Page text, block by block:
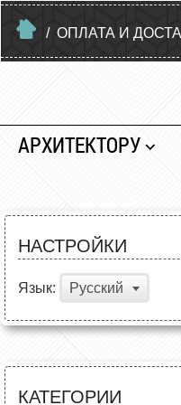
/ ОПЛАТА И
АРХИТЕКТОРУ
НАСТРОЙКИ
Язык: Русский
КАТЕГОРИИ